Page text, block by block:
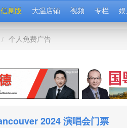
信息版 大温店铺 视频 专栏
/ 个人免费广告
2024 演唱会门票